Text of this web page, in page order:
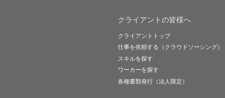
クライアントの皆様へ
クライアントトップ
仕事を依頼する（クラウドソーシング）
スキルを探す
ワーカーを探す
各種書類発行（法人限定）